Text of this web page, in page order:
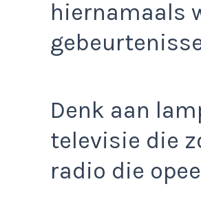
hiernamaals
Denk aan
televisie die
radio die